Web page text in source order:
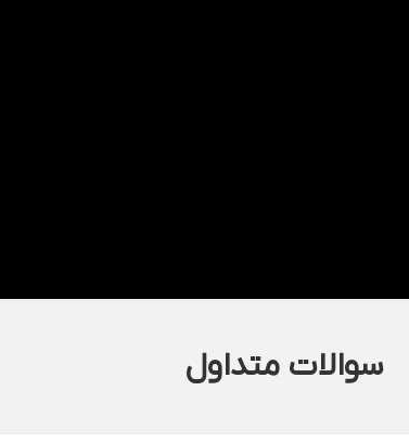
سوالات متداول